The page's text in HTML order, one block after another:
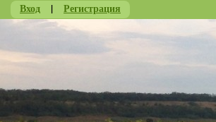
Вход | Регистрация